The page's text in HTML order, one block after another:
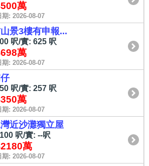
萬
期: 2026-08-07
景3樓有申報...
呎/實: 625 呎
萬
期: 2026-08-07
呎/實: 257 呎
萬
期: 2026-08-07
近沙灘獨立屋
呎/實: --呎
萬
期: 2026-08-07